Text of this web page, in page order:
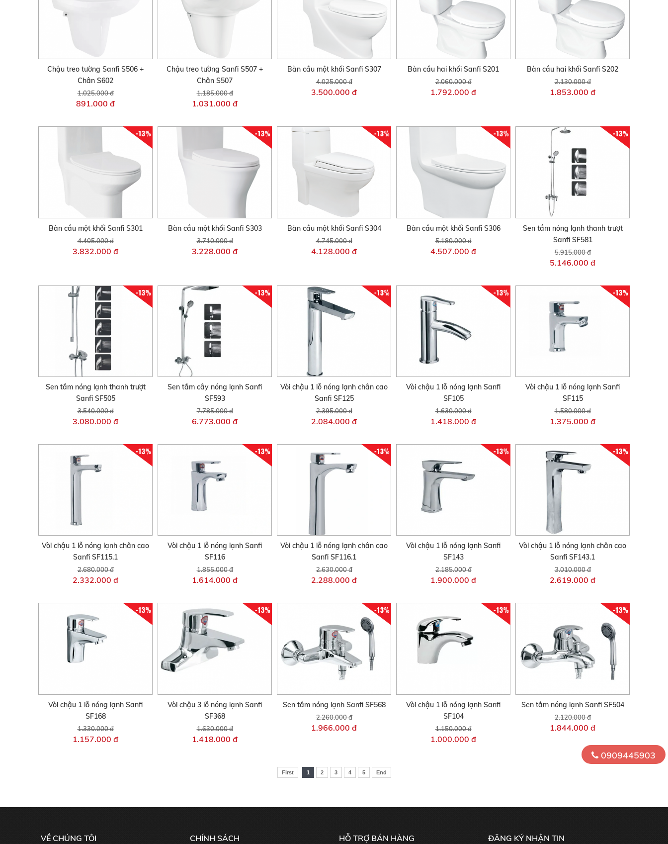
Chậu treo tường Sanfi S506 +
Chân S602
1.025.000 đ
891.000 đ
Chậu treo tường Sanfi S507 +
Chân S507
1.185.000 đ
1.031.000 đ
Bàn cầu một khối Sanfi S307
4.025.000 đ
3.500.000 đ
Bàn cầu hai khối Sanfi S201
2.060.000 đ
1.792.000 đ
Bàn cầu hai khối Sanfi S202
2.130.000 đ
1.853.000 đ
-13%
Bàn cầu một khối Sanfi S301
4.405.000 đ
3.832.000 đ
-13%
Bàn cầu một khối Sanfi S303
3.710.000 đ
3.228.000 đ
-13%
Bàn cầu một khối Sanfi S304
4.745.000 đ
4.128.000 đ
-13%
Bàn cầu một khối Sanfi S306
5.180.000 đ
4.507.000 đ
-13%
Sen tắm nóng lạnh thanh trượt
Sanfi SF581
5.915.000 đ
5.146.000 đ
-13%
Sen tắm nóng lạnh thanh trượt
Sanfi SF505
3.540.000 đ
3.080.000 đ
-13%
Sen tắm cây nóng lạnh Sanfi
SF593
7.785.000 đ
6.773.000 đ
-13%
Vòi chậu 1 lỗ nóng lạnh chân cao
Sanfi SF125
2.395.000 đ
2.084.000 đ
-13%
Vòi chậu 1 lỗ nóng lạnh Sanfi
SF105
1.630.000 đ
1.418.000 đ
-13%
Vòi chậu 1 lỗ nóng lạnh Sanfi
SF115
1.580.000 đ
1.375.000 đ
-13%
Vòi chậu 1 lỗ nóng lạnh chân cao
Sanfi SF115.1
2.680.000 đ
2.332.000 đ
-13%
Vòi chậu 1 lỗ nóng lạnh Sanfi
SF116
1.855.000 đ
1.614.000 đ
-13%
Vòi chậu 1 lỗ nóng lạnh chân cao
Sanfi SF116.1
2.630.000 đ
2.288.000 đ
-13%
Vòi chậu 1 lỗ nóng lạnh Sanfi
SF143
2.185.000 đ
1.900.000 đ
-13%
Vòi chậu 1 lỗ nóng lạnh chân cao
Sanfi SF143.1
3.010.000 đ
2.619.000 đ
-13%
Vòi chậu 1 lỗ nóng lạnh Sanfi
SF168
1.330.000 đ
1.157.000 đ
-13%
Vòi chậu 3 lỗ nóng lạnh Sanfi
SF368
1.630.000 đ
1.418.000 đ
-13%
Sen tắm nóng lạnh Sanfi SF568
2.260.000 đ
1.966.000 đ
-13%
Vòi chậu 1 lỗ nóng lạnh Sanfi
SF104
1.150.000 đ
1.000.000 đ
-13%
Sen tắm nóng lạnh Sanfi SF504
2.120.000 đ
1.844.000 đ
First 1 2 3 4 5 End
VỀ CHÚNG TÔI CHÍNH SÁCH HỖ TRỢ BÁN HÀNG ĐĂNG KÝ NHẬN TIN
0909445903